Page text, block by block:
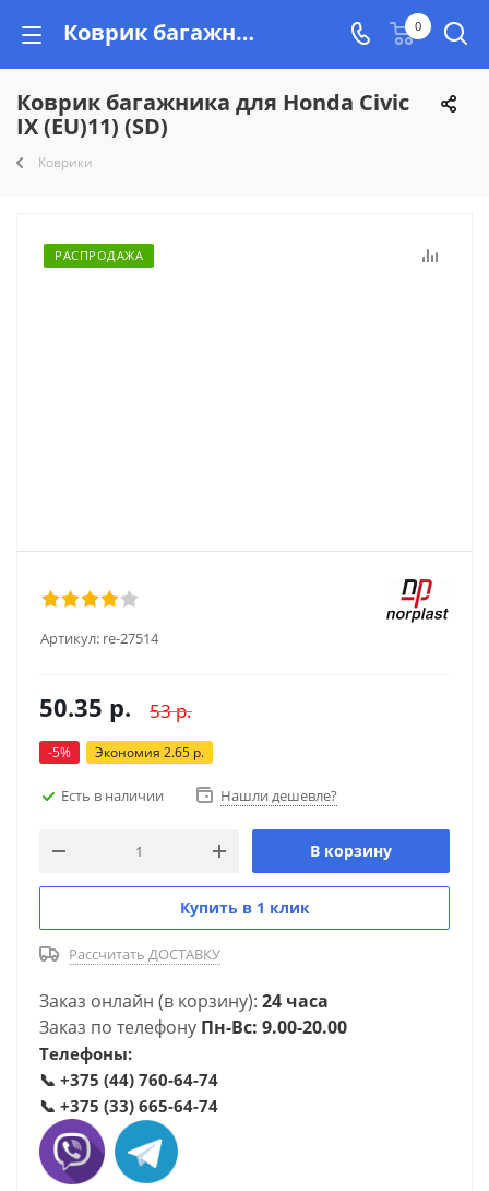
Коврик багажника для Honda Civic IX (EU)11) (SD) купить недорого на Vishop.by, рассрочка! 0
Коврик багажника для Honda Civic
IX (EU)11) (SD)
Коврики
РАСПРОДАЖА
Артикул: re-27514
50.35 р. 53р.
-5% Экономия 2.65 р.
Есть в наличии Нашли дешевле?
В корзину
Купить в 1 клик
Рассчитать ДОСТАВКУ
Заказ онлайн (в корзину): 24 часа
Заказ по телефону Пн-Вс: 9.00-20.00
Телефоны:
📞 +375 (44) 760-64-74
📞 +375 (33) 665-64-74